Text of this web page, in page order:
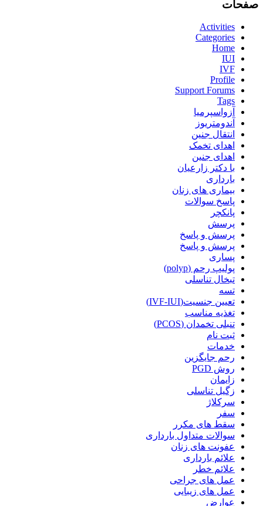
صفحات
Activities
Categories
Home
IUI
IVF
Profile
Support Forums
Tags
آزواسپرمیا
آندومتریوز
انتقال جنین
اهدای تخمک
اهدای جنین
با دکتر زارعیان
بارداری
بیماری های زنان
پاسخ سوالات
پانکچر
پرسش
پرسش و پاسخ
پرسش و پاسخ
پساری
پولیپ رحم (polyp)
تبخال تناسلی
تسه
تعیین جنسیت(IVF-IUI)
تغذیه مناسب
تنبلی تخمدان (PCOS)
ثبت نام
خدمات
رحم جایگزین
روش PGD
زایمان
زگیل تناسلی
سرکلاژ
سفر
سقط های مکرر
سوالات متداول بارداری
عفونت های زنان
علائم بارداری
علائم خطر
عمل های جراحی
عمل های زیبایی
عوارض